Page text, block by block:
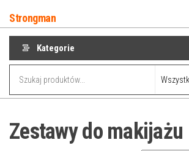
do
treści
Strongman
Kategorie
Zestawy do makijażu